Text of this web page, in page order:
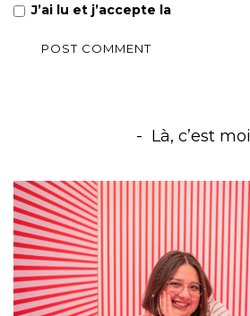
J’ai lu et j’accepte la
Là, c’est moi